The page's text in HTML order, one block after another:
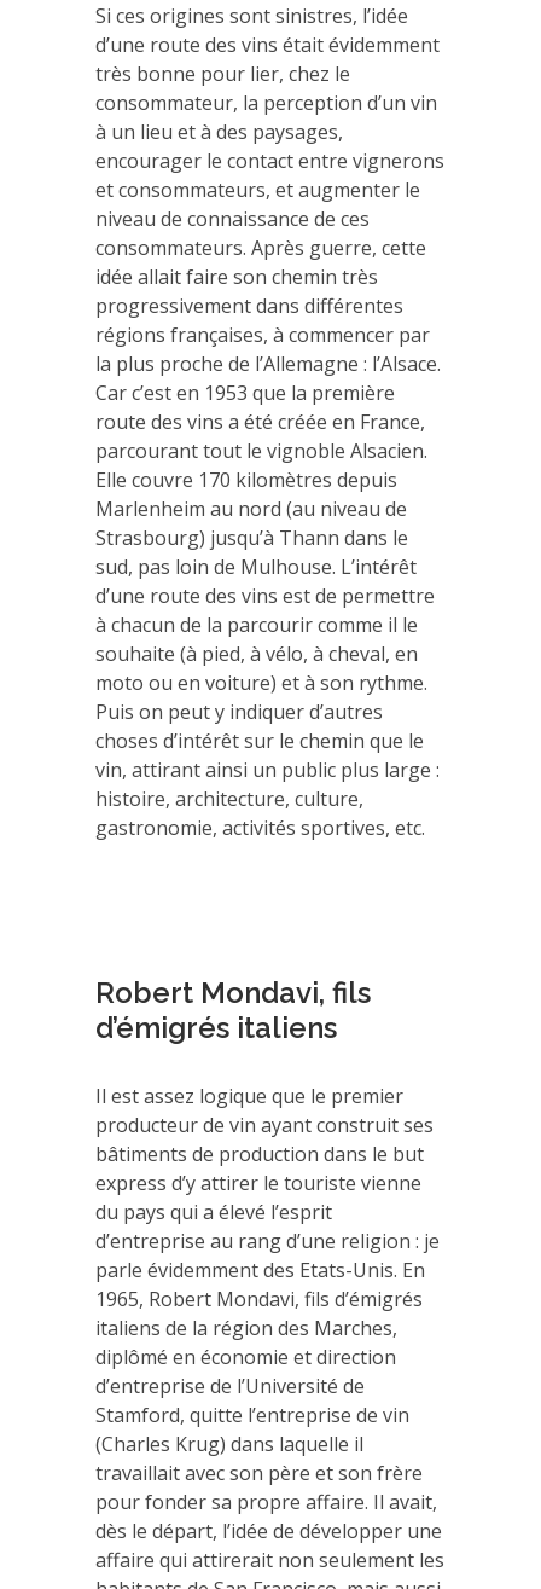
Si ces origines sont sinistres, l’idée
d’une route des vins était évidemment
très bonne pour lier, chez le
consommateur, la perception d’un vin
à un lieu et à des paysages,
encourager le contact entre vignerons
et consommateurs, et augmenter le
niveau de connaissance de ces
consommateurs. Après guerre, cette
idée allait faire son chemin très
progressivement dans différentes
régions françaises, à commencer par
la plus proche de l’Allemagne : l’Alsace.
Car c’est en 1953 que la première
route des vins a été créée en France,
parcourant tout le vignoble Alsacien.
Elle couvre 170 kilomètres depuis
Marlenheim au nord (au niveau de
Strasbourg) jusqu’à Thann dans le
sud, pas loin de Mulhouse. L’intérêt
d’une route des vins est de permettre
à chacun de la parcourir comme il le
souhaite (à pied, à vélo, à cheval, en
moto ou en voiture) et à son rythme.
Puis on peut y indiquer d’autres
choses d’intérêt sur le chemin que le
vin, attirant ainsi un public plus large :
histoire, architecture, culture,
gastronomie, activités sportives, etc.
Robert Mondavi, fils
d’émigrés italiens
Il est assez logique que le premier
producteur de vin ayant construit ses
bâtiments de production dans le but
express d’y attirer le touriste vienne
du pays qui a élevé l’esprit
d’entreprise au rang d’une religion : je
parle évidemment des Etats-Unis. En
1965, Robert Mondavi, fils d’émigrés
italiens de la région des Marches,
diplômé en économie et direction
d’entreprise de l’Université de
Stamford, quitte l’entreprise de vin
(Charles Krug) dans laquelle il
travaillait avec son père et son frère
pour fonder sa propre affaire. Il avait,
dès le départ, l’idée de développer une
affaire qui attirerait non seulement les